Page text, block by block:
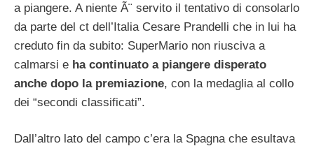
a piangere. A niente Ã¨ servito il tentativo di consolarlo
da parte del ct dell’Italia Cesare Prandelli che in lui ha
creduto fin da subito: SuperMario non riusciva a
calmarsi e ha continuato a piangere disperato
anche dopo la premiazione, con la medaglia al collo
dei “secondi classificati”.
Dall’altro lato del campo c’era la Spagna che esultava